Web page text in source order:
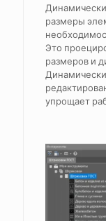
размеры
Это
размеров и
упрощает